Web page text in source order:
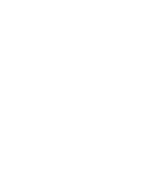
en la cintura, muslos
puede…